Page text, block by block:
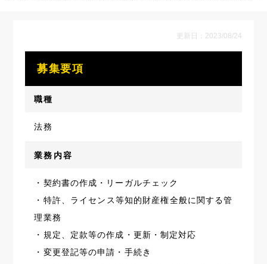
更新日：2023/08/24
募集要項
職種
法務
業務内容
・契約書の作成・リーガルチェック
・特許、ライセンス等知的財産権全般に関する管
理業務
・規定、定款等の作成・更新・制定対応
・変更登記等の申請・手続き